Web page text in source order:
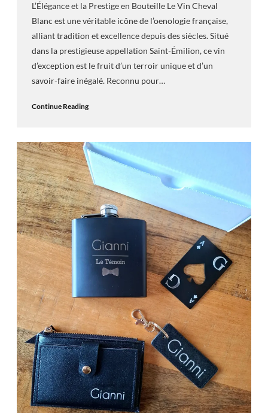
L’Élégance et la Prestige en Bouteille Le Vin Cheval
Blanc est une véritable icône de l’oenologie française,
alliant tradition et excellence depuis des siècles. Situé
dans la prestigieuse appellation Saint-Émilion, ce vin
d’exception est le fruit d’un terroir unique et d’un
savoir-faire inégalé. Reconnu pour…
Continue Reading